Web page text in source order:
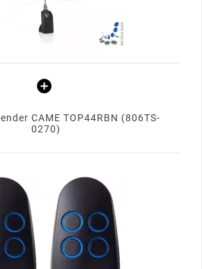
CAME TOP44RBN (806TS-
0270)